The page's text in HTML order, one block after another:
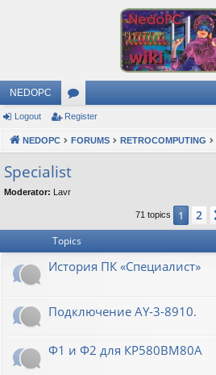
NEDOPC
or
u
m
s
Logout Register
NEDOPC FORUMS RETROCOMPUTING
Specialist
Moderator: Lavr
71 topics 1 2
Topics
История ПК «Специалист»
Подключение AY-3-8910.
Ф1 и Ф2 для КР580ВМ80А